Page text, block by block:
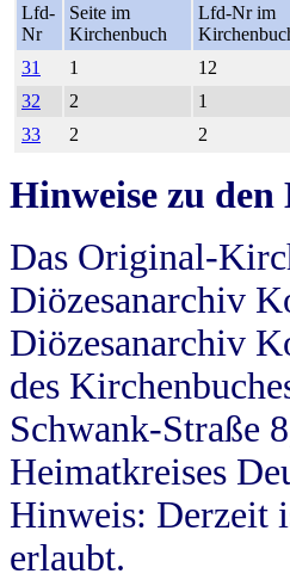
Lfd-
Nr
Seite im
Kirchenbuch
Lfd-Nr im
31
1 12
32
2 1
33
2 2
Hinweise zu
Das Original-
Diözesanarchiv
Diözesanarchiv
des
Schwank-Straße
Heimatkreises
Hinweis: Derzeit
erlaubt.